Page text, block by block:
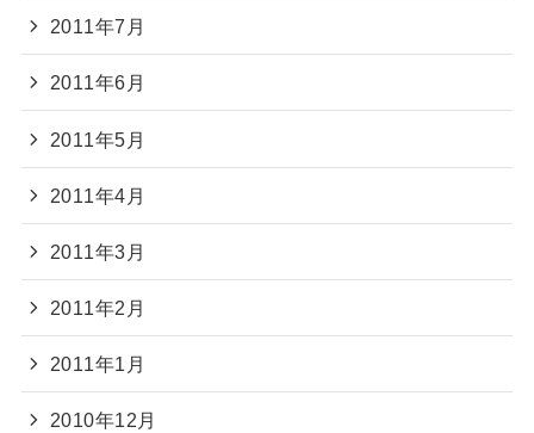
2011年7月
2011年6月
2011年5月
2011年4月
2011年3月
2011年2月
2011年1月
2010年12月